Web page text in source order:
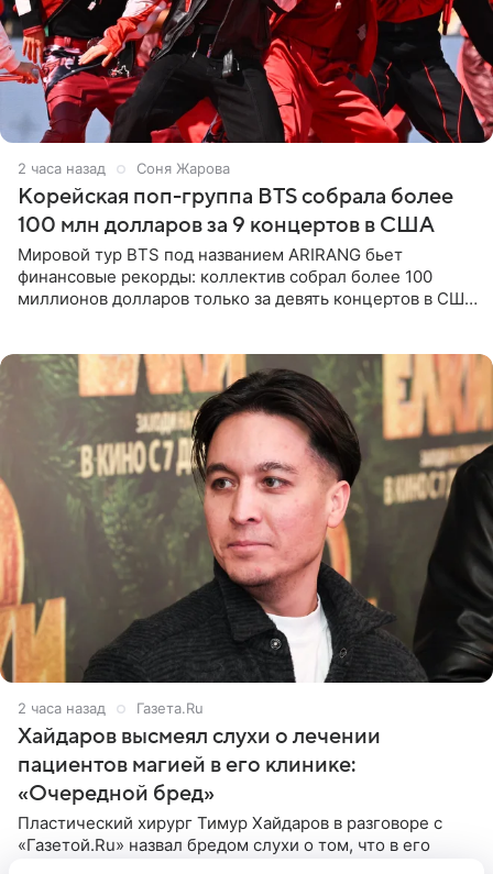
2 часа назад Соня Жарова
Корейская поп-группа BTS собрала более
100 млн долларов за 9 концертов в США
Мировой тур BTS под названием ARIRANG бьет
финансовые рекорды: коллектив собрал более 100
миллионов долларов только за девять концертов в США.
2 часа назад Газета.Ru
Хайдаров высмеял слухи о лечении
пациентов магией в его клинике:
«Очередной бред»
Пластический хирург Тимур Хайдаров в разговоре с
«Газетой.Ru» назвал бредом слухи о том, что в его